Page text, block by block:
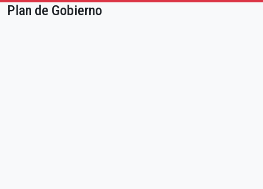
Plan de Gobierno